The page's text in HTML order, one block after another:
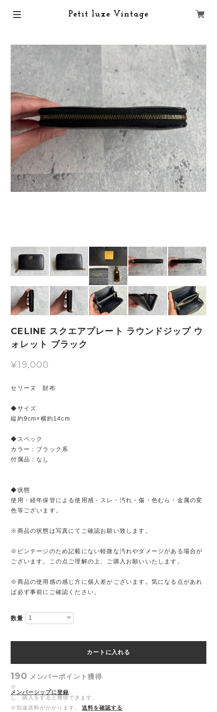
Petit luxe Vintage
CELINE スクエアプレート ラウンドジップ ウ
ォレット ブラック
¥19,000
セリーヌ 財布
◆サイズ
縦約9cm×横約14cm
◆スペック
カラー：ブラック系
付属品：なし
◆状態
使用・経年保管による使用感・スレ・汚れ・傷・色むら・金属の変
色等ございます。
※商品の状態は写真にてご確認お願い致します。
※ビンテージのため記載にない軽微な汚れやダメージがある場合が
ございます。この点ご理解の上、ご購入お願いいたします。
※商品の使用感の感じ方に個人差がございます。気になる点があれ
ば必ず事前にご確認ください。
数量
カートに入れる
190 メンバーポイント 獲得
※
メンバーシップに登録
し、購入をすると獲得できます。
※別途送料がかかります。
送料を確認する